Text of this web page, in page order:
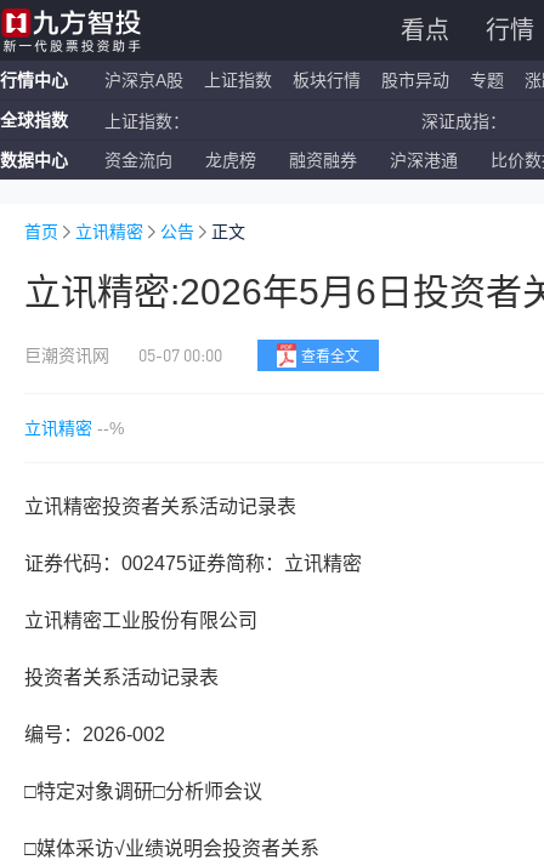
看点 行情
行情中心 沪深京A股 上证指数 板块行情 股市异动 专题
全球指数 上证指数： 深证成指：
恒生指数： 国企指数：
数据中心 资金流向 龙虎榜 融资融券 沪深港通 比价
首页 立讯精密 公告 正文
立讯精密:2026年5月6日投资者
巨潮资讯网 05-07 00:00 查看全文
立讯精密 --%
立讯精密投资者关系活动记录表
证券代码：002475证券简称：立讯精密
立讯精密工业股份有限公司
投资者关系活动记录表
编号：2026-002
□特定对象调研□分析师会议
□媒体采访√业绩说明会投资者关系